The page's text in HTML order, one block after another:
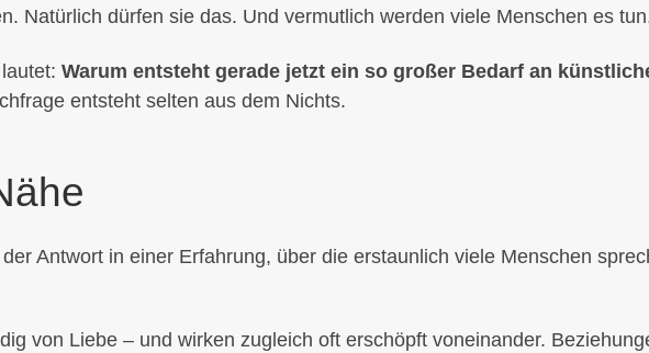
Natürlich dürfen sie das. Und vermutlich werden viele Menschen es
Warum entsteht gerade jetzt ein so großer Bedarf an
entsteht selten aus dem Nichts.
Antwort in einer Erfahrung, über die erstaunlich viele Menschen
von Liebe – und wirken zugleich oft erschöpft voneinander.